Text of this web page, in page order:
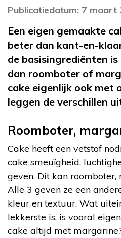
Publicatiedatum: 7 maart
Een eigen gemaakte
beter dan kant-en-
de basisingrediënten
dan roomboter of
cake eigenlijk ook met
leggen de verschillen
Roomboter,
Cake heeft een vetstof
cake smeuïgheid,
geven. Dit kan
Alle 3 geven ze een
kleur en textuur. Wat
lekkerste is, is vooral
cake altijd met